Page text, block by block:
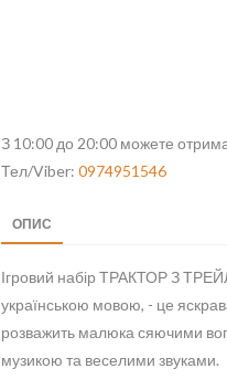
З 10:00 до 20:00 можете
Тел/Viber: 0974951546
ОПИС
Ігровий набір ТРАКТОР З
українською мовою, - це
розважить малюка сяючими
музикою та веселими звуками.